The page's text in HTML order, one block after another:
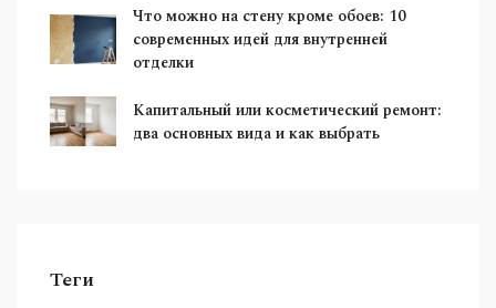
Что можно на стену кроме обоев: 10
современных идей для внутренней
отделки
Капитальный или косметический ремонт:
два основных вида и как выбрать
Теги